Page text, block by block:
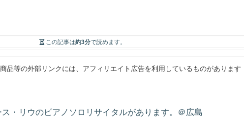
この記事は約3分で読めます。
品等の外部リンクには、アフィリエイト広告を利用しているものがあります
・リウのピアノソロリサイタルがあります。＠広島